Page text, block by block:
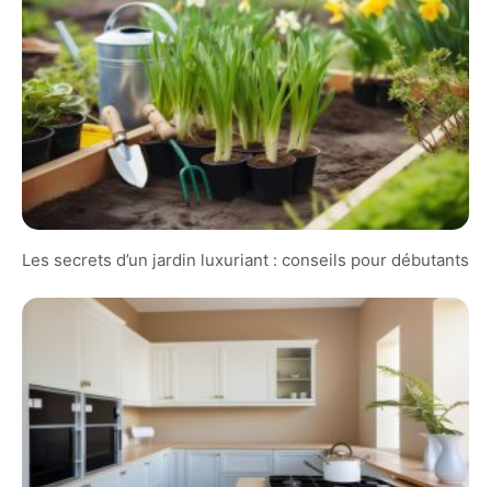
Les secrets d’un jardin luxuriant : conseils pour débutants